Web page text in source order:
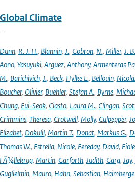
Global Climate
-
Dunn, R. J. H., Blannin, J., Gobron, N., Miller, J. B.
Aono, Yasuyuki, Arguez, Anthony, Armenteras
M., Barichivich, J., Beck, Hylke E., Bellouin,
Boucher, Olivier, Buehler, Stefan A., Byrne,
Chung, Eui-Seok, Ciasto, Laura M., Clingan,
Crimmins, Theresa, Crotwell, Molly, Culpepper,
Elizabet, Dokulil, Martin T., Donat, Markus G.,
Thomas W., Estrella, Nicole, Fereday, David,
FÃ¼llekrug, Martin, Garforth, Judith, Garg, Jay,
Guglielmin, Mauro, Hahn, Sebastian,